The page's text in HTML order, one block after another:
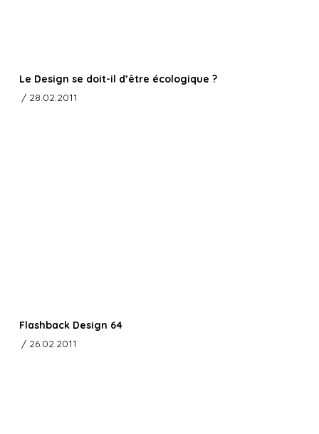
Le Design se doit-il d’être écologique ?
/ 28.02.2011
Flashback Design 64
/ 26.02.2011